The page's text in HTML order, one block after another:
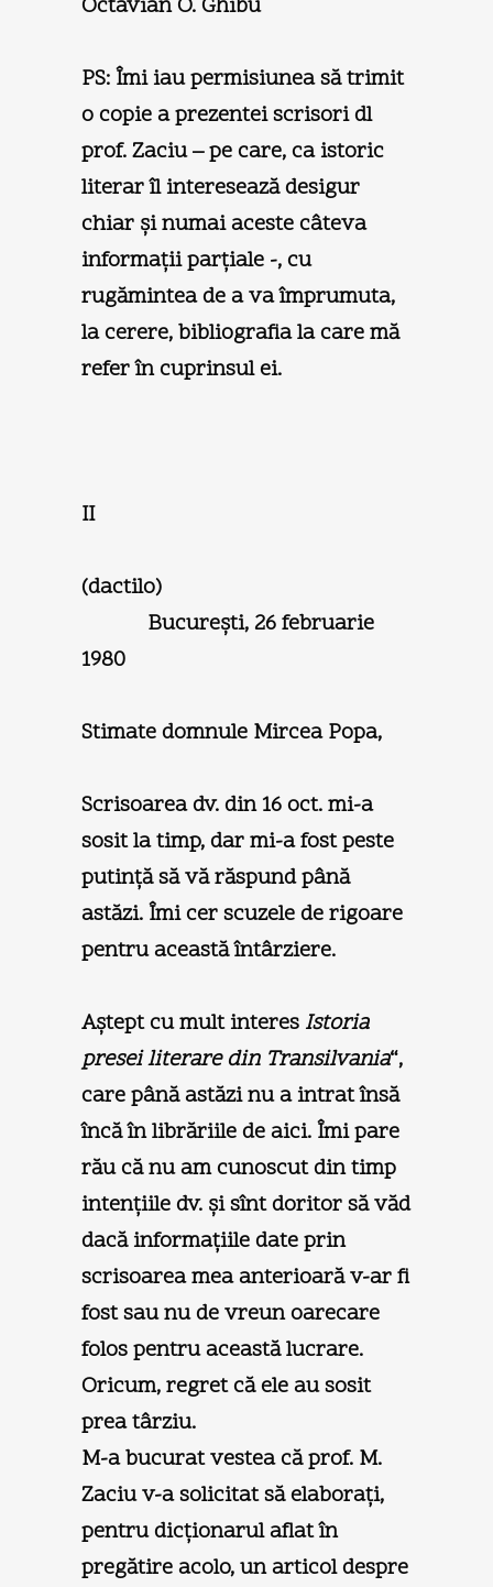
Octavian O. Ghibu
PS: Îmi iau permisiunea să trimit
o copie a prezentei scrisori dl
prof. Zaciu – pe care, ca istoric
literar îl interesează desigur
chiar şi numai aceste câteva
informaţii parţiale -, cu
rugămintea de a va împrumuta,
la cerere, bibliografia la care mă
refer în cuprinsul ei.
II
Bucureşti, 26 februarie
1980
Stimate domnule Mircea Popa,
Scrisoarea dv. din 16 oct. mi-a
sosit la timp, dar mi-a fost peste
putinţă să vă răspund până
astăzi. Îmi cer scuzele de rigoare
pentru această întârziere.
Aştept cu mult interes Istoria
presei literare din Transilvania“,
care până astăzi nu a intrat însă
încă în librăriile de aici. Îmi pare
rău că nu am cunoscut din timp
intenţiile dv. şi sînt doritor să văd
dacă informaţiile date prin
scrisoarea mea anterioară v-ar fi
fost sau nu de vreun oarecare
folos pentru această lucrare.
Oricum, regret că ele au sosit
prea târziu.
M-a bucurat vestea că prof. M.
Zaciu v-a solicitat să elaboraţi,
pentru dicţionarul aflat în
pregătire acolo, un articol despre